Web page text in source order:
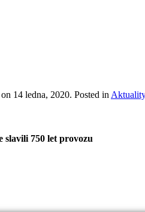
on 14 ledna, 2020. Posted in
slavili 750 let provozu